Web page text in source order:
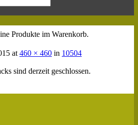
Produkte im Warenkorb.
at 460 × 460 in 10504
sind derzeit geschlossen.